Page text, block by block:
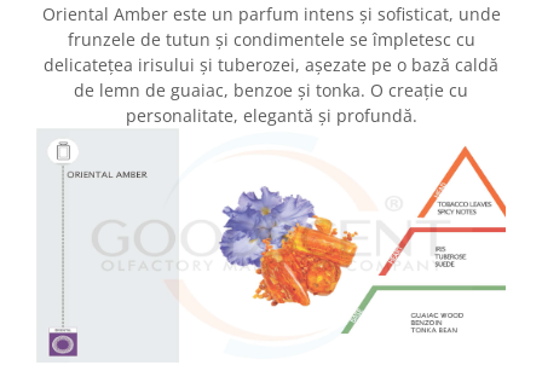
Oriental Amber este un parfum intens și sofisticat, unde
frunzele de tutun și condimentele se împletesc cu
delicatețea irisului și tuberozei, așezate pe o bază caldă
de lemn de guaiac, benzoe și tonka. O creație cu
personalitate, elegantă și profundă.